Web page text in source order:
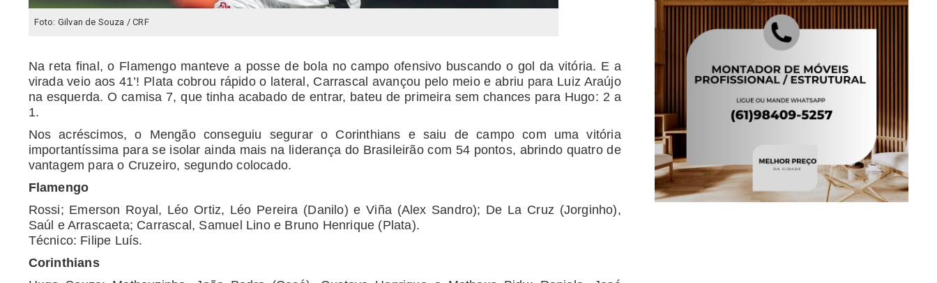
Foto: Gilvan de Souza / CRF
Na reta final, o Flamengo manteve a posse de bola no campo ofensivo buscando o gol da vitória. E a
virada veio aos 41’! Plata cobrou rápido o lateral, Carrascal avançou pelo meio e abriu para Luiz Araújo
na esquerda. O camisa 7, que tinha acabado de entrar, bateu de primeira sem chances para Hugo: 2 a
1.
Nos acréscimos, o Mengão conseguiu segurar o Corinthians e saiu de campo com uma vitória
importantíssima para se isolar ainda mais na liderança do Brasileirão com 54 pontos, abrindo quatro de
vantagem para o Cruzeiro, segundo colocado.
Flamengo
Rossi; Emerson Royal, Léo Ortiz, Léo Pereira (Danilo) e Viña (Alex Sandro); De La Cruz (Jorginho),
Saúl e Arrascaeta; Carrascal, Samuel Lino e Bruno Henrique (Plata).
Técnico: Filipe Luís.
Corinthians